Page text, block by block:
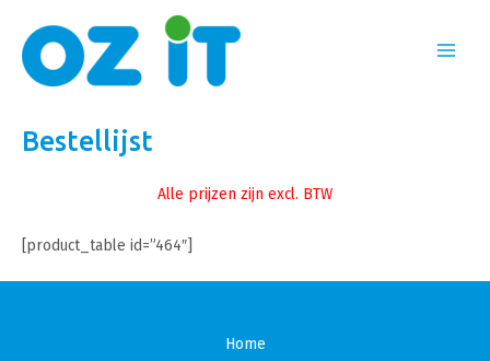
naar
Bestellijst
Alle prijzen zijn excl. BTW
[product_table id=”464″]
Home